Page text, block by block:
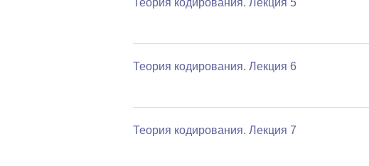
Теория кодирования. Лекция 6
Теория кодирования. Лекция 7